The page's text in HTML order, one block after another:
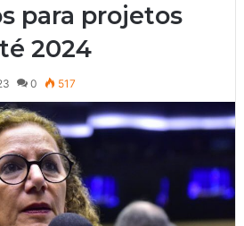
para projetos
2024
0 517